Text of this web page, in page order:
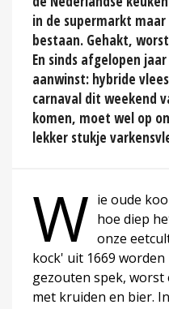
in de supermarkt
bestaan. Gehakt,
En sinds afgelopen
aanwinst: hybride
carnaval dit weekend
komen, moet wel op
lekker stukje
W ie oude
hoe diep
onze
kock' uit 1669
gezouten spek, worst
met kruiden en bier.